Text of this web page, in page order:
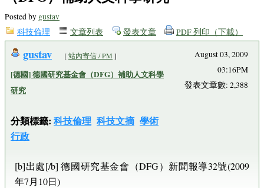
Posted by gustav
科技倫理
文章列表 發表文章 PDF 列印（下載）
gustav [站內寄信 / PM ]
[德國] 德國研究基金會（DFG）補助人文科學
研究
分類標籤: 科技倫理 科技文摘 學術
行政
August 03, 2009
03:16PM
發表文章數: 2,388
[b]出處[/b] 德國研究基金會（DFG）新聞報導32號(2009
年7月10日)